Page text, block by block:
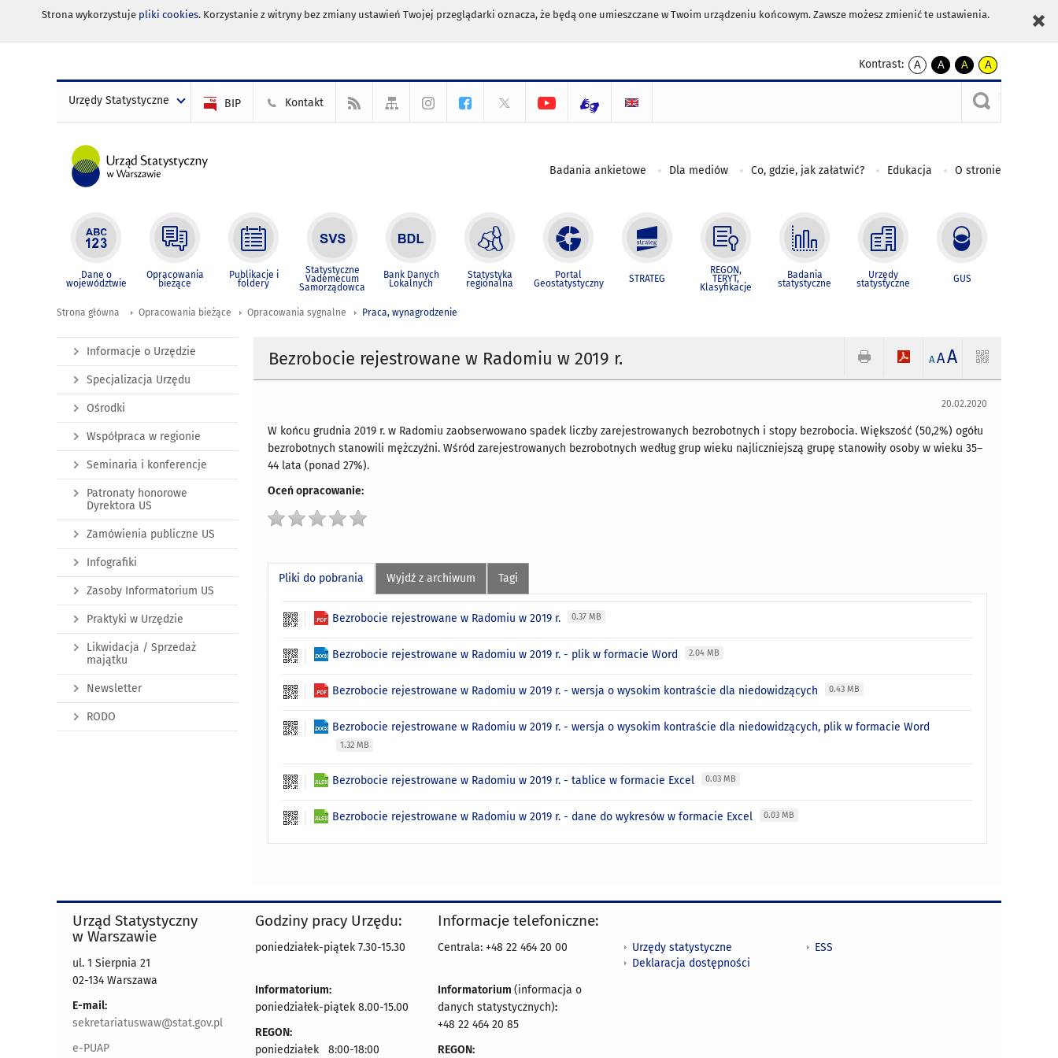
Strona wykorzystuje pliki cookies. Korzystanie z witryny bez zmiany ustawień Twojej przeglądarki oznacza, że będą one umieszczane w Twoim urządzeniu końcowym. Zawsze możesz zmienić te ustawienia.
Kontrast:
A
kontrast
A
kontrast
czarnym
A
kontrast
żółty
tekst
czarnym
A
kontrast
czarny
tekst
żółtym
Urzędy Statystyczne BIP Kontakt
Badania ankietowe Dla mediów Co, gdzie, jak załatwić? Edukacja O stronie
Dane o
województwie
Opracowania
bieżące
Publikacje i
foldery
Statystyczne
Vademecum
Samorządowca
Bank Danych
Lokalnych
Statystyka
regionalna
Portal
Geostatystyczny STRATEG
REGON,
TERYT,
Klasyfikacje
Badania
statystyczne
Urzędy
statystyczne GUS
Strona główna Opracowania bieżące Opracowania sygnalne Praca, wynagrodzenie
Bezrobocie rejestrowane w Radomiu w 2019 r. A AA
20.02.2020
W końcu grudnia 2019 r. w Radomiu zaobserwowano spadek liczby zarejestrowanych bezrobotnych i stopy bezrobocia. Większość (50,2%) ogółu
bezrobotnych stanowili mężczyźni. Wśród zarejestrowanych bezrobotnych według grup wieku najliczniejszą grupę stanowiły osoby w wieku 35–
44 lata (ponad 27%).
Oceń opracowanie:
Pliki do pobrania Wyjdź z archiwum Tagi
Bezrobocie rejestrowane w Radomiu w 2019 r. 0.37 MB
Bezrobocie rejestrowane w Radomiu w 2019 r. - plik w formacie Word 2.04 MB
Bezrobocie rejestrowane w Radomiu w 2019 r. - wersja o wysokim kontraście dla niedowidzących 0.43 MB
Bezrobocie rejestrowane w Radomiu w 2019 r. - wersja o wysokim kontraście dla niedowidzących, plik w formacie Word
1.32 MB
Bezrobocie rejestrowane w Radomiu w 2019 r. - tablice w formacie Excel 0.03 MB
Bezrobocie rejestrowane w Radomiu w 2019 r. - dane do wykresów w formacie Excel 0.03 MB
Informacje o Urzędzie
Specjalizacja Urzędu
Ośrodki
Współpraca w regionie
Seminaria i konferencje
Patronaty honorowe
Dyrektora US
Zamówienia publiczne US
Infografiki
Zasoby Informatorium US
Praktyki w Urzędzie
Likwidacja / Sprzedaż
majątku
Newsletter
RODO
Urząd Statystyczny
w Warszawie
ul. 1 Sierpnia 21
02-134 Warszawa
E-mail:
sekretariatuswaw@stat.gov.pl
e-PUAP
Godziny pracy Urzędu:
poniedziałek-piątek 7.30-15.30
Informatorium:
poniedziałek-piątek 8.00-15.00
REGON:
poniedziałek 8:00-18:00
Informacje telefoniczne:
Centrala: +48 22 464 20 00
Informatorium (informacja o
danych statystycznych):
+48 22 464 20 85
REGON:
Urzędy statystyczne
Deklaracja dostępności
ESS